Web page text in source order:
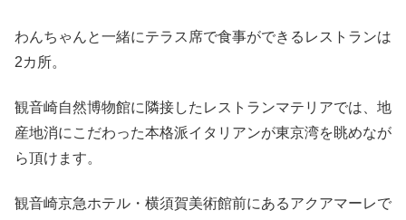
わんちゃんと一緒にテラス席で食事ができるレストランは
2カ所。
観音崎自然博物館に隣接したレストランマテリアでは、地
産地消にこだわった本格派イタリアンが東京湾を眺めなが
ら頂けます。
観音崎京急ホテル・横須賀美術館前にあるアクアマーレで